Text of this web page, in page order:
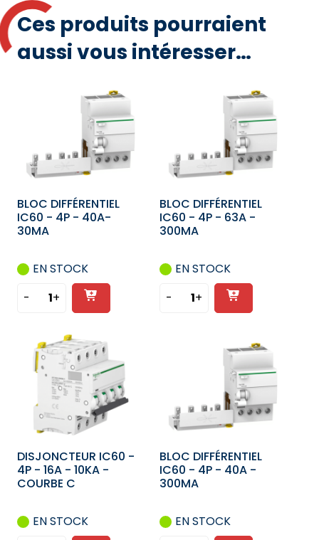
2
NF
Ces produits pourraient
aussi vous intéresser…
BLOC DIFFÉRENTIEL
IC60 - 4P - 40A-
30MA
EN STOCK
- quantité
BLOC
DIFFÉRENTIEL
IC60
4P
30MA
+
Ajouter
au
BLOC DIFFÉRENTIEL
IC60 - 4P - 63A -
300MA
EN STOCK
- quantité
DIFFÉRENTIEL
4P
-
-
300MA
+
Ajouter
au
DISJONCTEUR IC60 -
4P - 16A - 10KA -
COURBE C
EN STOCK
BLOC DIFFÉRENTIEL
IC60 - 4P - 40A -
300MA
EN STOCK